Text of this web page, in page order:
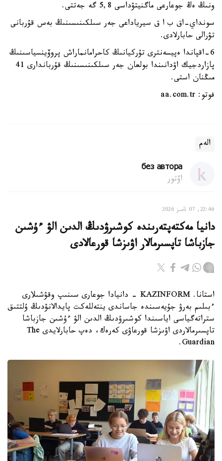
ونىڭ ەڭ جوعارعى ماگنيتۋداسى 5,8 گە جەتتى.
سونداي-اق ب ا ق سيرياداعى جەر سىلكىنىسىنىڭ بەس قۇربانى
تۋرالى حابارلادى.
6-اقپاندا ەپيسەنترى تۇركيانىڭ كاحرامانماراش پروۆينسياسىنىڭ
پازاردجيك اۋدانىندا بولعان جەر سىلكىنىسىنىڭ قۇرباندارى 41
مىڭنان استى.
فوتو: aa.com.tr
الەم
без автора
اۆتور
22:46, 07 تامىز 2026
دانيا مەكتەپتەرىندە كوشىرۋدىڭ الدىن الۋ ءۇشىن
جازباشا تاپسىرمالار اۋىزشا قورعالادى
استانا. KAZINFORM - دانيادا جوعارى سىنىپ وقۋشىلارى
ءبىلىم بەرۋ جۇيەسىندە جاساندى ينتەللەكت پايدالانۋدىڭ ۇلتتىق
ستراتەگياسى اياسىندا كوشىرۋدىڭ الدىن الۋ ءۇشىن جازباشا
تاپسىرمالاردى اۋىزشا قورعاۋى كەرەك، دەپ حابارلايدى The
Guardian.